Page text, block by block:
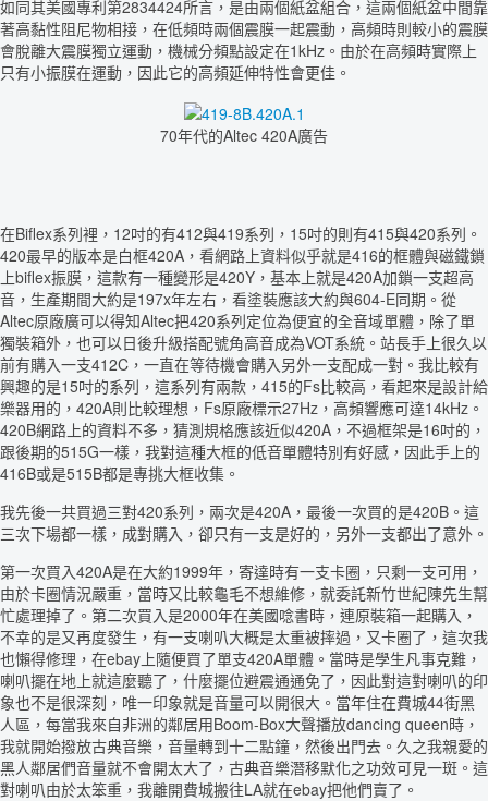
如同其美國專利第2834424所言，是由兩個紙盆組合，這兩個紙盆中間靠
著高黏性阻尼物相接，在低頻時兩個震膜一起震動，高頻時則較小的震膜
會脫離大震膜獨立運動，機械分頻點設定在1kHz。由於在高頻時實際上
只有小振膜在運動，因此它的高頻延伸特性會更佳。
70年代的Altec 420A廣告
在Biflex系列裡，12吋的有412與419系列，15吋的則有415與420系列。
420最早的版本是白框420A，看網路上資料似乎就是416的框體與磁鐵鎖
上biflex振膜，這款有一種變形是420Y，基本上就是420A加鎖一支超高
音，生產期間大約是197x年左右，看塗裝應該大約與604-E同期。從
Altec原廠廣可以得知Altec把420系列定位為便宜的全音域單體，除了單
獨裝箱外，也可以日後升級搭配號角高音成為VOT系統。站長手上很久以
前有購入一支412C，一直在等待機會購入另外一支配成一對。我比較有
興趣的是15吋的系列，這系列有兩款，415的Fs比較高，看起來是設計給
樂器用的，420A則比較理想，Fs原廠標示27Hz，高頻響應可達14kHz。
420B網路上的資料不多，猜測規格應該近似420A，不過框架是16吋的，
跟後期的515G一樣，我對這種大框的低音單體特別有好感，因此手上的
416B或是515B都是專挑大框收集。
我先後一共買過三對420系列，兩次是420A，最後一次買的是420B。這
三次下場都一樣，成對購入，卻只有一支是好的，另外一支都出了意外。
第一次買入420A是在大約1999年，寄達時有一支卡圈，只剩一支可用，
由於卡圈情況嚴重，當時又比較龜毛不想維修，就委託新竹世紀陳先生幫
忙處理掉了。第二次買入是2000年在美國唸書時，連原裝箱一起購入，
不幸的是又再度發生，有一支喇叭大概是太重被摔過，又卡圈了，這次我
也懶得修理，在ebay上隨便買了單支420A單體。當時是學生凡事克難，
喇叭擺在地上就這麼聽了，什麼擺位避震通通免了，因此對這對喇叭的印
象也不是很深刻，唯一印象就是音量可以開很大。當年住在費城44街黑
人區，每當我來自非洲的鄰居用Boom-Box大聲播放dancing queen時，
我就開始撥放古典音樂，音量轉到十二點鐘，然後出門去。久之我親愛的
黑人鄰居們音量就不會開太大了，古典音樂潛移默化之功效可見一斑。這
對喇叭由於太笨重，我離開費城搬往LA就在ebay把他們賣了。